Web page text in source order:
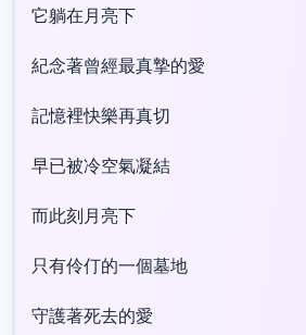
它躺在月亮下
紀念著曾經最真摯的愛
記憶裡快樂再真切
早已被冷空氣凝結
而此刻月亮下
只有伶仃的一個墓地
守護著死去的愛